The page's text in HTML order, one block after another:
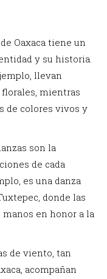
Oaxaca tiene un
y su historia.
llevan
mientras
de colores vivos y
son la
de cada
es una danza
donde las
en honor a la
de viento, tan
acompañan